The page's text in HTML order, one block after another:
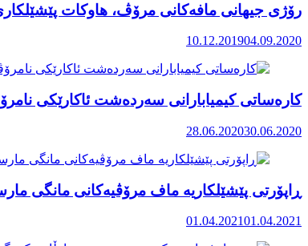
رۆژی جیهانی مافەکانی مرۆڤ، هاوکات
10.12.201904.09.2020
کارەساتی کیمیابارانی سەردەشت ئاکارێکی
28.06.202030.06.2020
ڕاپۆرتی پێشێلکاریە ماف مرۆڤیەکانی مانگی مارسی ٢٠٢١ رۆژهەڵاتی
01.04.202101.04.2021